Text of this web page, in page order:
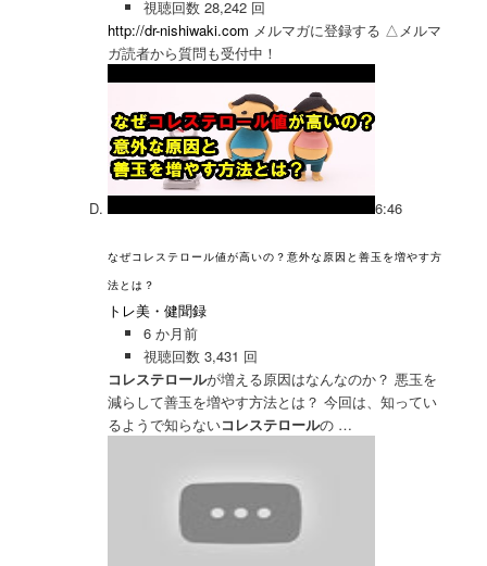
視聴回数 28,242 回
http://dr-nishiwaki.com メルマガに登録する △メルマ
ガ読者から質問も受付中！
6:46
なぜコレステロール値が高いの？意外な原因と善玉を増やす方
法とは？
トレ美・健聞録
6 か月前
視聴回数 3,431 回
コレステロールが増える原因はなんなのか？ 悪玉を
減らして善玉を増やす方法とは？ 今回は、知ってい
るようで知らないコレステロールの …